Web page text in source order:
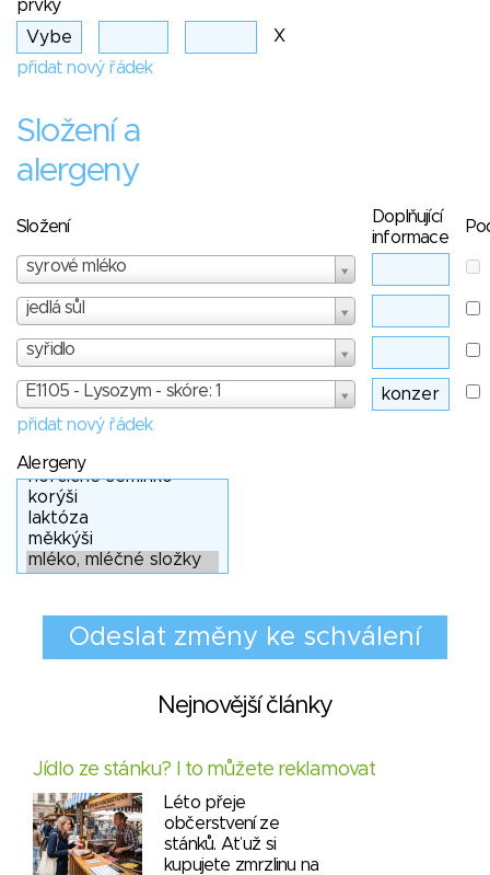
prvky
X
přidat nový řádek
Složení a
alergeny
Složení
Doplňující
informace
syrové mléko
jedlá sůl
syřidlo
E1105 - Lysozym - skóre: 1
přidat nový řádek
Alergeny
Nejnovější články
Jídlo ze stánku? I to můžete reklamovat
Léto přeje
občerstvení ze
stánků. Ať už si
kupujete zmrzlinu na